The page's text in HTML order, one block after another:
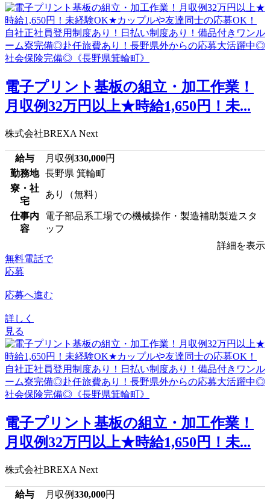
電子プリント基板の組立・加工作業！
月収例32万円以上★時給1,650円！未...
株式会社BREXA Next
給与 月収例330,000円
勤務地 長野県 箕輪町
寮・社
宅
あり（無料）
仕事内
容
電子部品系工場での機械操作・製造補助製造スタ
ッフ
詳細を表示
無料電話で
応募
応募へ進む
詳しく
見る
電子プリント基板の組立・加工作業！
月収例32万円以上★時給1,650円！未...
株式会社BREXA Next
給与 月収例330,000円